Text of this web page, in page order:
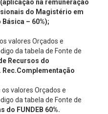
na remuneração
do Magistério em
– 60%);
valores Orçados e
da tabela de Fonte de
Recursos do
Rec.Complementação
valores Orçados e
da tabela de Fonte de
do FUNDEB 60%.